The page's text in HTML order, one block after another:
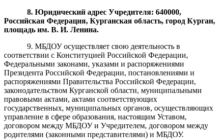
8. Юридический адрес Учредителя: 640000,
Российская Федерация, Курганская область, город Курган,
площадь им. В. И. Ленина.
9. МБДОУ осуществляет свою деятельность в
соответствии с Конституцией Российской Федерации,
Федеральными законами, указами и распоряжениями
Президента Российской Федерации, постановлениями и
распоряжениями Правительства Российской Федерации,
законодательством Курганской области, муниципальными
правовыми актами, актами соответствующих
государственных, муниципальных органов, осуществляющих
управление в сфере образования, настоящим Уставом,
договором между МБДОУ и Учредителем, договором между
родителями (законными представителями) и МБДОУ.